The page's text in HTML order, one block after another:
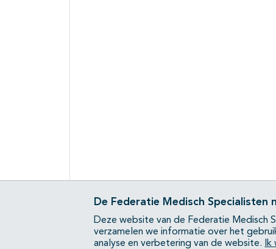
De Federatie Medisch Specialisten
Deze website van de Federatie Medisch
verzamelen we informatie over het
analyse en verbetering van de website.